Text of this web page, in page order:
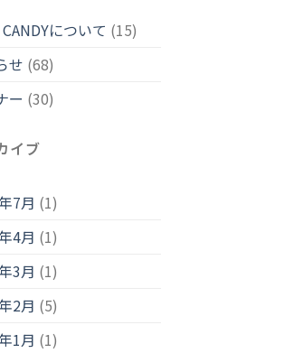
について (15)
せ (68)
ー (30)
イブ
7月 (1)
4月 (1)
3月 (1)
2月 (5)
1月 (1)